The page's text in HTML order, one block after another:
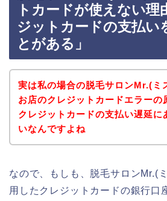
トカードが使えない理
ジットカードの支払い
とがある」
実は私の場合の脱毛サロンMr.(ミ
お店のクレジットカードエラーの
クレジットカードの支払い遅延に
いなんですよね
なので、もしも、脱毛サロンMr.(
用したクレジットカードの銀行口